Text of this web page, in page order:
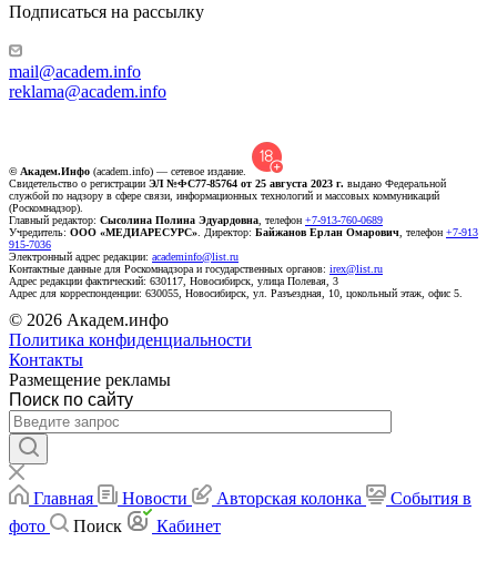
Подписаться на рассылку
mail@academ.info
reklama@academ.info
© Академ.Инфо (academ.info) — сетевое издание.
Свидетельство о регистрации ЭЛ №ФС77-85764 от 25 августа 2023 г. выдано Федеральной
службой по надзору в сфере связи, информационных технологий и массовых коммуникаций
(Роскомнадзор).
Главный редактор: Сысолина Полина Эдуардовна , телефон +7-913-760-0689
Учредитель: ООО «МЕДИАРЕСУРС» . Директор: Байжанов Ерлан Омарович , телефон +7-913
915-7036
Электронный адрес редакции: academinfo@list.ru
Контактные данные для Роскомнадзора и государственных органов: irex@list.ru
Адрес редакции фактический: 630117, Новосибирск, улица Полевая, 3
Адрес для корреспонденции: 630055, Новосибирск, ул. Разъездная, 10, цокольный этаж, офис 5.
© 2026 Академ.инфо
Политика конфиденциальности
Контакты
Размещение рекламы
Поиск по сайту
Главная Новости Авторская колонка
События в
фото
Поиск Кабинет